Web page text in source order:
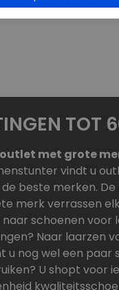
TOT
outlet met grote
vindt u
beste merken. De
merk verrassen
schoenen voor
Naar laarzen
u nog wel een paar
U shopt voor